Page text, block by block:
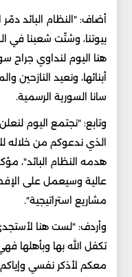
أضاف: "النظام البائد
بيوتنا، وشتّت شعبنا في
هنا اليوم لنداوي جراح
أبنائها، ونعيد النازحين
سانا السورية الرسمية.
وتابع: "نجتمع اليوم
الذي ندعوكم من خلاله
هدمه النظام البائد"،
عالية وسيعمل على
مشاريع استراتيجية".
وأردف: "لست هنا
تكفل الله بها وبأهلها
معكم لأذكر نفسي